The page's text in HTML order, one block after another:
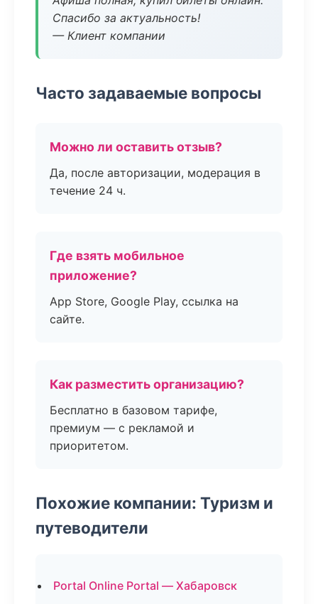
Спасибо за актуальность!
— Клиент компании
Часто задаваемые вопросы
Можно ли оставить отзыв?
Да, после авторизации, модерация в
течение 24 ч.
Где взять мобильное
приложение?
App Store, Google Play, ссылка на
сайте.
Как разместить организацию?
Бесплатно в базовом тарифе,
премиум — с рекламой и
приоритетом.
Похожие компании: Туризм и
путеводители
Portal Online Portal — Хабаровск